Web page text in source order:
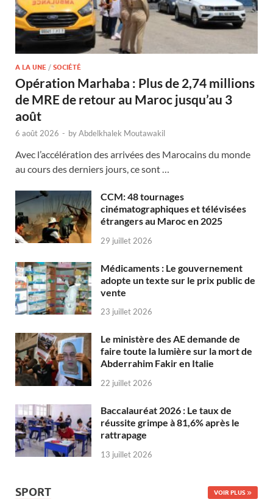
A LA UNE / SOCIÉTÉ
Opération Marhaba : Plus de 2,74 millions
de MRE de retour au Maroc jusqu’au 3
août
6 août 2026 - byAbdelkhalek Moutawakil
Avec l’accélération des arrivées des Marocains du monde
au cours des derniers jours, ce sont …
CCM: 48 tournages
cinématographiques et télévisées
étrangers au Maroc en 2025
29 juillet 2026
Médicaments : Le gouvernement
adopte un texte sur le prix public de
vente
23 juillet 2026
Le ministère des AE demande de
faire toute la lumière sur la mort de
Abderrahim Fakir en Italie
22 juillet 2026
Baccalauréat 2026 : Le taux de
réussite grimpe à 81,6% après le
rattrapage
13 juillet 2026
SPORT VOIR PLUS